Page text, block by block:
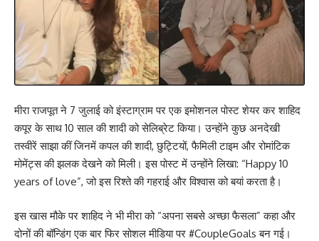
मीरा राजपूत ने 7 जुलाई को इंस्टाग्राम पर एक इमोशनल पोस्ट शेयर कर शाहिद
कपूर के साथ 10 साल की शादी को सेलिब्रेट किया। उन्होंने कुछ अनदेखी
तस्वीरें साझा कीं जिनमें कपल की शादी, छुट्टियों, फैमिली टाइम और रोमांटिक
मोमेंट्स की झलक देखने को मिली। इस पोस्ट में उन्होंने लिखा: “Happy 10
years of love”, जो इस रिश्ते की गहराई और विश्वास को बयां करता है।
इस खास मौके पर शाहिद ने भी मीरा को “अपना सबसे अच्छा फैसला” कहा और
दोनों की बॉन्डिंग एक बार फिर सोशल मीडिया पर #CoupleGoals बन गई।